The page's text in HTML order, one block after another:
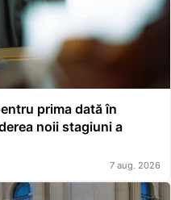
prima dată în
noii stagiuni a
7 aug. 2026